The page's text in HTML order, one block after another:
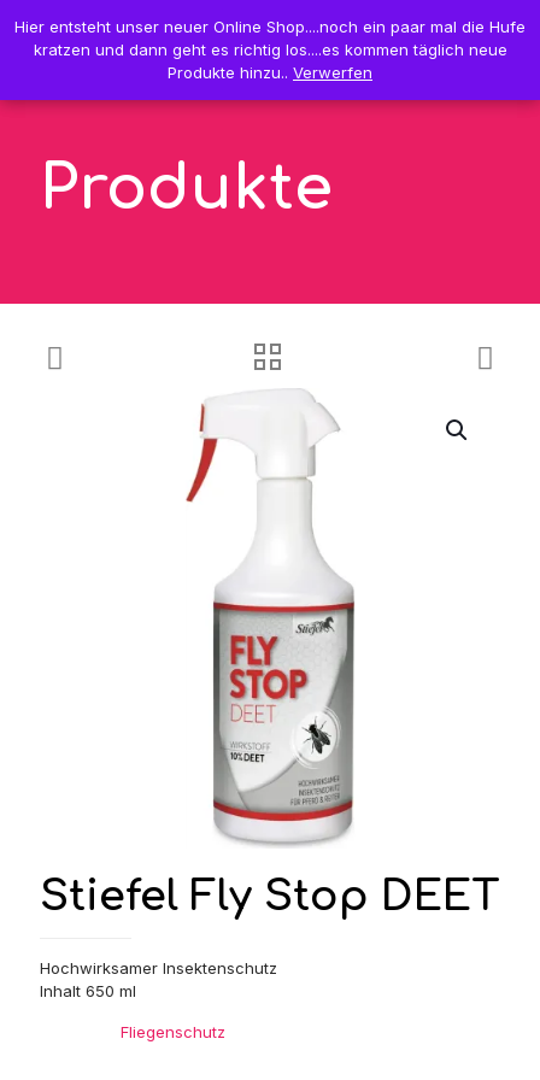
0 0,00 €
Produkte
Stiefel Fly Stop DEET
Hochwirksamer Insektenschutz
Inhalt 650 ml
Fliegenschutz
Hier entsteht unser neuer Online Shop....noch ein paar mal die Hufe
kratzen und dann geht es richtig los....es kommen täglich neue
Produkte hinzu.. Verwerfen
Hier entsteht unser neuer Online Shop....noch ein paar mal die Hufe
kratzen und dann geht es richtig los....es kommen täglich neue
Produkte hinzu.. Verwerfen